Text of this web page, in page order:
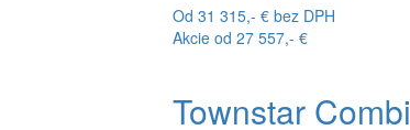
Od 31 315,- € bez DPH
Akcie od 27 557,- €
Townstar Combi